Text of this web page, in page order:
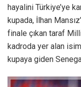
hayalini Türkiye’ye
kupada, İlhan
finale çıkan taraf
kadroda yer alan
kupaya giden